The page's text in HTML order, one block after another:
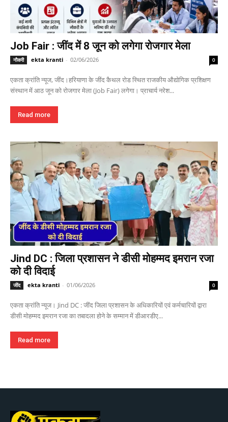
Job Fair : जींद में 8 जून को लगेगा रोजगार मेला
नौकरी ekta kranti - 02/06/2026 0
एकता क्रांति न्यूज, जींद।हरियाणा के जींद कैथल रोड स्थित राजकीय औद्योगिक प्रशिक्षण
संस्थान में आठ जून को रोजगार मेला (Job Fair) लगेगा। प्राचार्य नरेश...
Read more
Jind DC : जिला प्रशासन ने डीसी मोहम्मद इमरान रजा
को दी विदाई
जींद ekta kranti - 01/06/2026 0
एकता क्रांति न्यूज। Jind DC : जींद जिला प्रशासन के अधिकारियों एवं कर्मचारियों द्वारा
डीसी मोहम्मद इमरान रजा का तबादला होने के सम्मान में डीआरडीए...
Read more